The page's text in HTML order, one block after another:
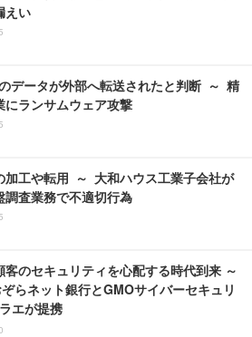
えい
データが外部へ転送されたと判断 ～ 精
にランサムウェア攻撃
加工や転用 ～ 大和ハウス工業子会社が
調査業務で不適切行為
客のセキュリティを心配する時代到来 ～
らネット銀行とGMOサイバーセキュリ
エが提携